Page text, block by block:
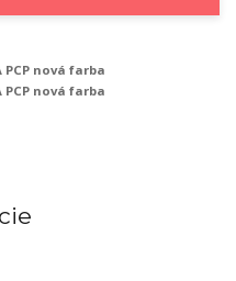
PCP nová farba
PCP nová farba